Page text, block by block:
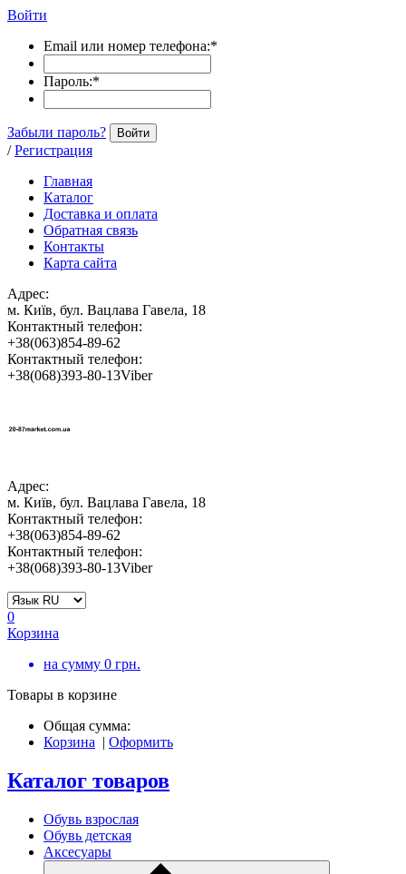
Войти
Email или номер телефона:*
Пароль:*
Забыли пароль? Войти
/ Регистрация
Главная
Каталог
Доставка и оплата
Обратная связь
Контакты
Карта сайта
Адрес:
м. Київ, бул. Вацлава Гавела, 18
Контактный телефон:
+38(063)854-89-62
Контактный телефон:
+38(068)393-80-13Viber
Адрес:
м. Київ, бул. Вацлава Гавела, 18
Контактный телефон:
+38(063)854-89-62
Контактный телефон:
+38(068)393-80-13Viber
0
Корзина
на сумму 0 грн.
Товары в корзине
Общая сумма:
Корзина | Оформить
Каталог товаров
Обувь взрослая
Обувь детская
Аксесуары